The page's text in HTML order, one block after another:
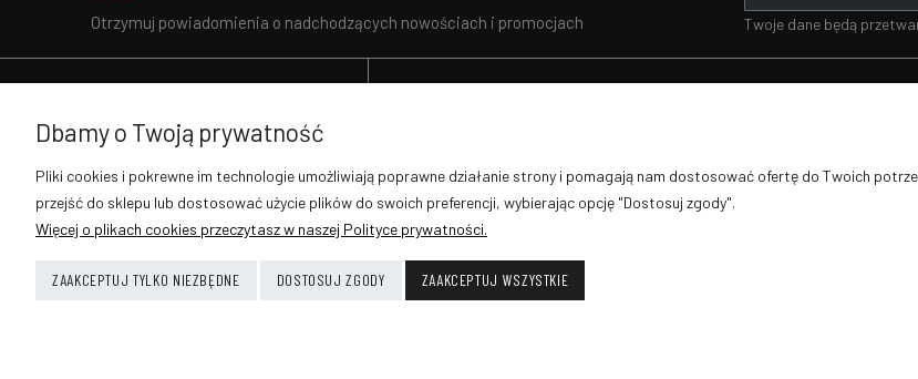
Otrzymuj powiadomienia o nadchodzących nowościach i promocjach Twoje dane będą
KONTAKT
Słowackiego 98, 32-400 Myślenice
Pn - Pt 9:00 - 17:00
Sob 9:00 - 13:00
sklep@vmaxmoto.pl
Regulamin sklepu
Ustawienia konta
Przechowalnia
Formy płatności
Dbamy o Twoją prywatność
Pliki cookies i pokrewne im technologie umożliwiają poprawne działanie strony i pomagają nam dostosować ofertę do Twoich
przejść do sklepu lub dostosować użycie plików do swoich preferencji, wybierając opcję "Dostosuj zgody".
Więcej o plikach cookies przeczytasz w naszej Polityce prywatności.
ZAAKCEPTUJ TYLKO NIEZBĘDNE DOSTOSUJ ZGODY ZAAKCEPTUJ WSZYSTKIE